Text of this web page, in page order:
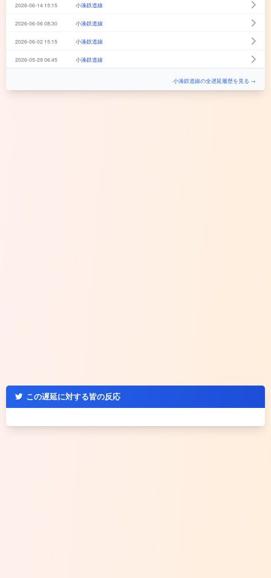
2026-06-14 15:15 小湊鉄道線
2026-06-06 08:30 小湊鉄道線
2026-06-02 15:15 小湊鉄道線
2026-05-29 06:45 小湊鉄道線
小湊鉄道線の全遅延履歴を見る →
この遅延に対する皆の反応